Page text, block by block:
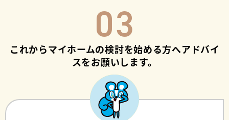
03
これからマイホームの検討を始める方へアドバイ
スをお願いします。